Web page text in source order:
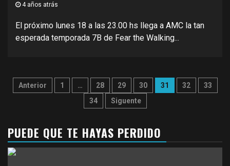
4 años atrás
El próximo lunes 18 a las 23.00 hs llega a AMC la tan
esperada temporada 7B de Fear the Walking...
Paginación
Anterior 1 … 28 29 30 31 32
33
34
Siguente
PUEDE QUE TE HAYAS PERDIDO